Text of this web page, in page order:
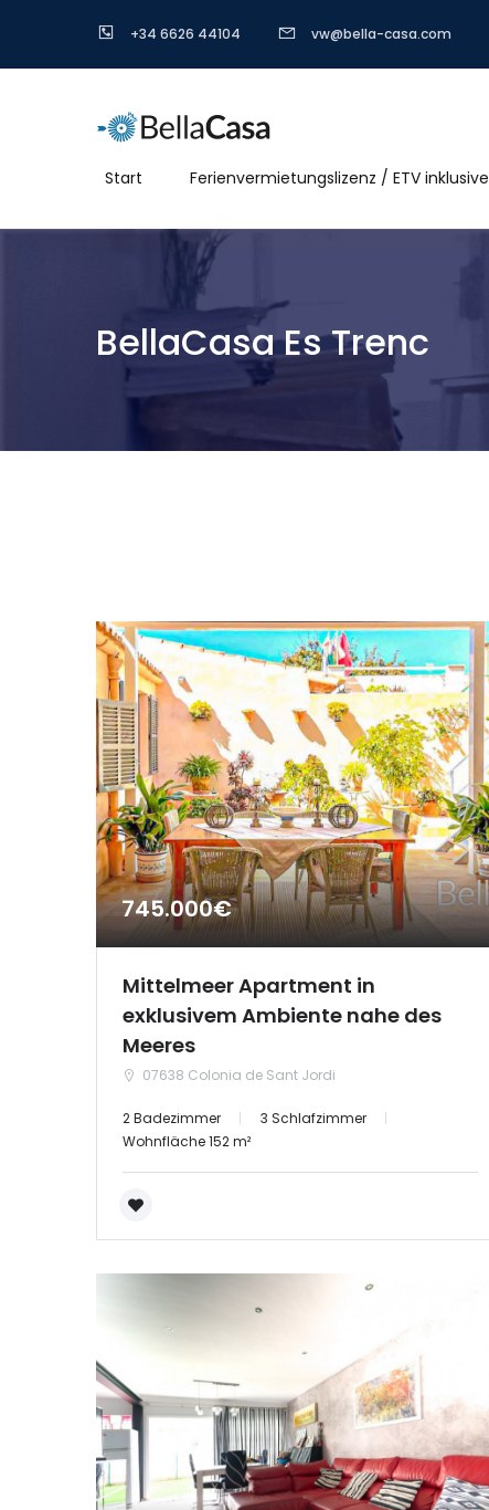
+34 6626 44104 vw@bella-casa.com
Start Ferienvermietungslizenz / ETV inklusive
BellaCasa Es Trenc
745.000€
Mittelmeer Apartment in
exklusivem Ambiente nahe des
Meeres
07638 Colonia de Sant Jordi
2 Badezimmer
3 Schlafzimmer
Wohnfläche 152 m²